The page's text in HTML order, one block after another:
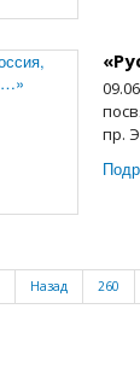
пр.
Назад 260